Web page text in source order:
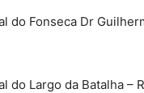
do Fonseca Dr
do Largo da Batalha –